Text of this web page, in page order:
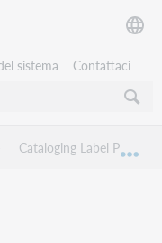
sistema Contattaci
Cataloging Label Program